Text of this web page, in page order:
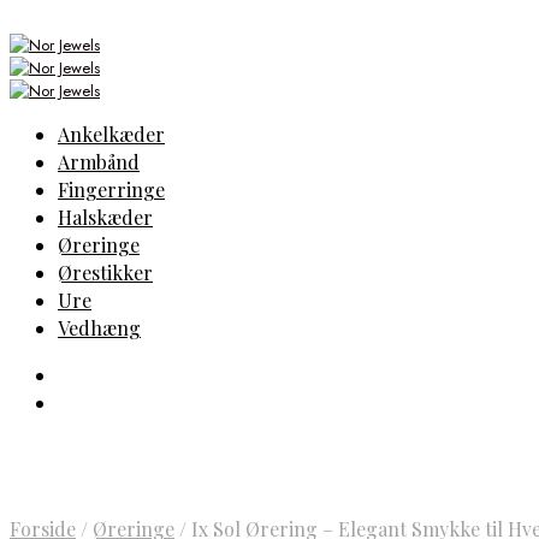
Ankelkæder
Armbånd
Fingerringe
Halskæder
Øreringe
Ørestikker
Ure
Vedhæng
Forside / Øreringe / Ix Sol Ørering – Elegant Smykke til